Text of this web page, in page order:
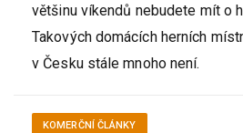
většinu víkendů nebudete mít o
Takových domácích herních
v Česku stále mnoho není.
KOMERČNÍ ČLÁNKY